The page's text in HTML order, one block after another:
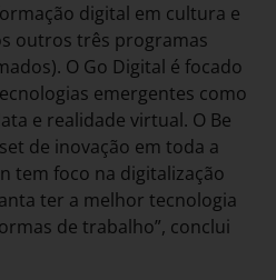
digital em cultura e
outros três programas
O Go Digital é focado
emergentes como
e realidade virtual. O Be
de inovação em toda a
tem foco na digitalização
ter a melhor tecnologia
de trabalho”, conclui